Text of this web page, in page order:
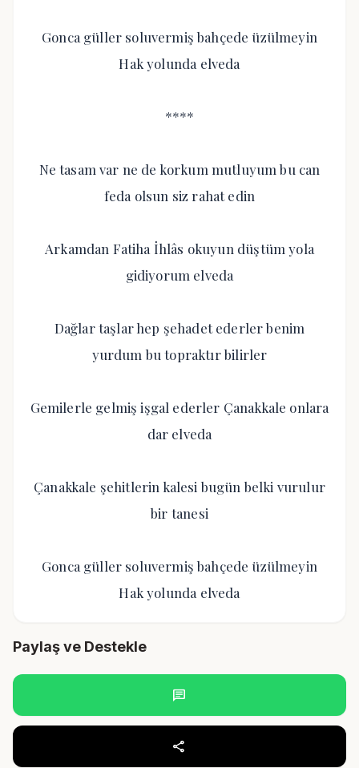
Gonca güller soluvermiş bahçede üzülmeyin
Hak yolunda elveda
****
Ne tasam var ne de korkum mutluyum bu can
feda olsun siz rahat edin
Arkamdan Fatiha İhlâs okuyun düştüm yola
gidiyorum elveda
Dağlar taşlar hep şehadet ederler benim
yurdum bu topraktır bilirler
Gemilerle gelmiş işgal ederler Çanakkale onlara
dar elveda
Çanakkale şehitlerin kalesi bugün belki vurulur
bir tanesi
Gonca güller soluvermiş bahçede üzülmeyin
Hak yolunda elveda
Paylaş ve Destekle
chat
share